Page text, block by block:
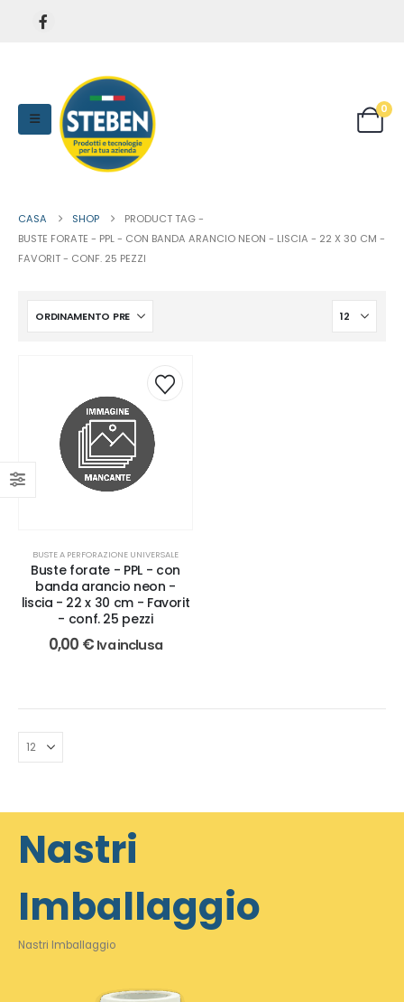
0
CASA SHOP
PRODUCT TAG -
BUSTE FORATE - PPL - CON BANDA ARANCIO NEON - LISCIA - 22 X 30 CM -
FAVORIT - CONF. 25 PEZZI
BUSTE A PERFORAZIONE UNIVERSALE
Buste forate - PPL - con
banda arancio neon -
liscia - 22 x 30 cm - Favorit
- conf. 25 pezzi
0,00 € Iva inclusa
Nastri
Imballaggio
Nastri Imballaggio